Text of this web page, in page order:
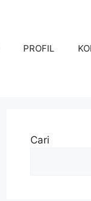
PROFIL
Cari